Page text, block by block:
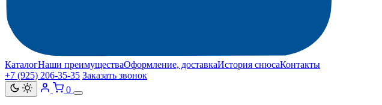
КаталогНаши преимуществаОформление, доставкаИстория снюсаКонтакты
+7 (925) 206‑35‑35 Заказать звонок
0